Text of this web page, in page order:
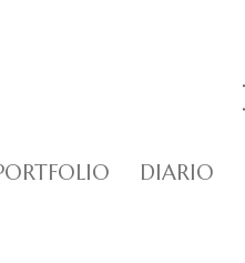
DIARIO